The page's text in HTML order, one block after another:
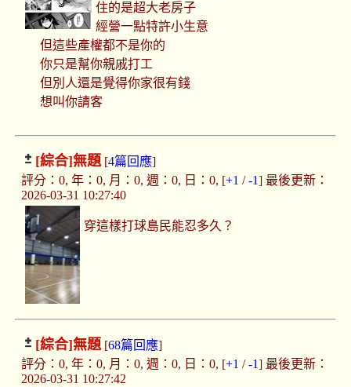
住的是超大老房子
經營一點特許小生意
但這些產權都不是你的
你只是幫你親戚打工
但別人還是覺得你家很有錢
想叫你請客
[綜合]無題[4篇回應]
評分：0, 年：0, 月：0, 週：0, 日：0, [+1 /-1] 最後更新：
2026-03-31 10:27:40
穿這樣打球島民能忍多久？
[綜合]無題[68篇回應]
評分：0, 年：0, 月：0, 週：0, 日：0, [+1 /-1] 最後更新：
2026-03-31 10:27:42